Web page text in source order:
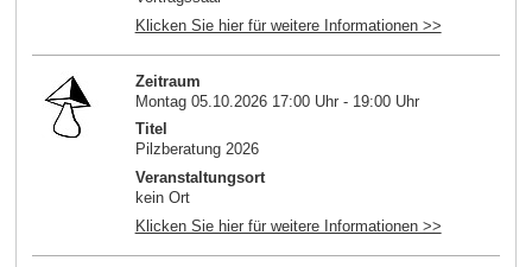
Klicken Sie hier für weitere Informationen >>
Zeitraum
Montag 05.10.2026 17:00 Uhr - 19:00 Uhr
Titel
Pilzberatung 2026
Veranstaltungsort
kein Ort
Klicken Sie hier für weitere Informationen >>